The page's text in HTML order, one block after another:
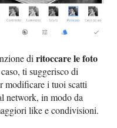
diritoccare le foto
ti suggerisco di
modificare i tuoi scatti
network, in modo da
like e condivisioni.